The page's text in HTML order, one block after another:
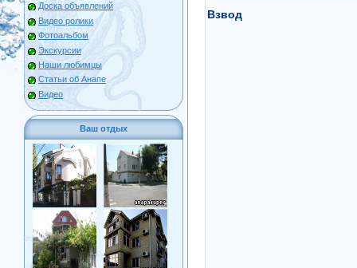
Доска объявлений
Видео ролики
Фотоальбом
Экскурсии
Наши любимцы
Статьи об Анапе
Видео
Ваш отдых
Взвод